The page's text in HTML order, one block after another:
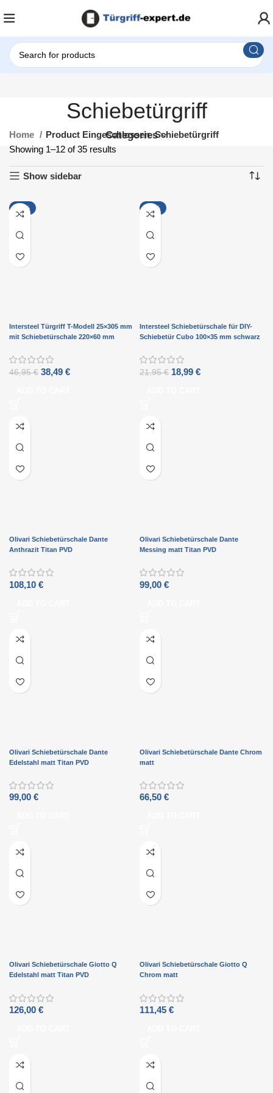
Schiebetürgriff
Categories
Home Product Eingeschlossen Schiebetürgriff
Showing 1–12 of 35 results
Show sidebar
-18%
Intersteel Türgriff T-Modell 25×305 mm
mit Schiebetürschale 220×60 mm
46,95€ 38,49 €
-13%
Intersteel Schiebetürschale für DIY-
Schiebetür Cubo 100×35 mm schwarz
21,95€ 18,99 €
Olivari Schiebetürschale Dante
Anthrazit Titan PVD
108,10 €
Olivari Schiebetürschale Dante
Messing matt Titan PVD
99,00 €
Olivari Schiebetürschale Dante
Edelstahl matt Titan PVD
99,00 €
Olivari Schiebetürschale Dante Chrom
matt
66,50 €
Olivari Schiebetürschale Giotto Q
Edelstahl matt Titan PVD
126,00 €
Olivari Schiebetürschale Giotto Q
Chrom matt
111,45 €